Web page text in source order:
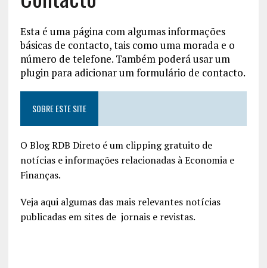
Esta é uma página com algumas informações
básicas de contacto, tais como uma morada e o
número de telefone. Também poderá usar um
plugin para adicionar um formulário de contacto.
SOBRE ESTE SITE
O Blog RDB Direto é um clipping gratuito de
notícias e informações relacionadas à Economia e
Finanças.
Veja aqui algumas das mais relevantes notícias
publicadas em sites de jornais e revistas.